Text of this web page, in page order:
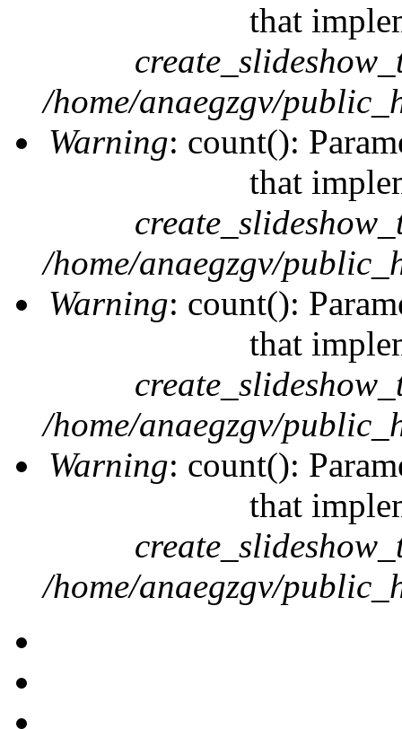
that
/home/anaegzgv/
Warning: count():
that
/home/anaegzgv/
Warning: count():
that
/home/anaegzgv/
Warning: count():
that
/home/anaegzgv/